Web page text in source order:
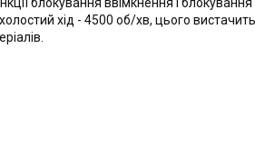
блокування ввімкнення і
хід - 4500 об/хв, цього